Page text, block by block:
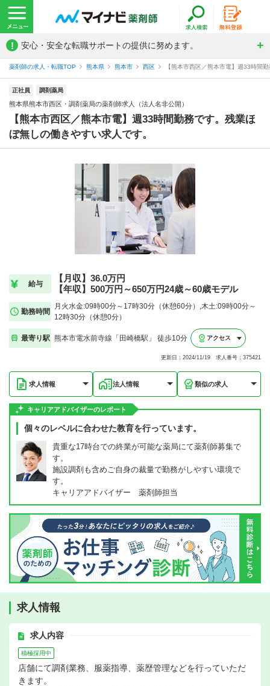
! 安心・安全な転職サポートの提供に努めます。
薬剤師の求人・転職TOP 熊本県 熊本市 西区 【熊本市西区／熊本市電】週33時間
正社員 調剤薬局
熊本県熊本市西区・調剤薬局の薬剤師求人（法人名非公開）
【熊本市西区／熊本市電】週33時間勤務です。残業ほ
ぼ無しの働きやすい求人です。
給与
【月収】36.0万円
【年収】500万円～650万円24歳～60歳モデル
勤務時間
月火水金:09時00分～17時30分（休憩60分）,木土:09時00分～
12時30分（休憩0分）
最寄り駅 熊本市電水前寺線「田崎橋駅」 徒歩10分 アクセス
更新日：2024/11/19 求人番号：375421
求人情報 法人情報 類似の求人
キャリアアドバイザーのレポート
個々のレベルに合わせた教育を行っています。
貴重な17時台での終業が可能な薬局にて薬剤師募集で
す。
施設調剤も含めご自身の裁量で勤務がしやすい環境で
す。
キャリアアドバイザー 薬剤師担当
求人情報
求人内容
積極採用中
店舗にて調剤業務、服薬指導、薬歴管理などを行っていただ
きます。